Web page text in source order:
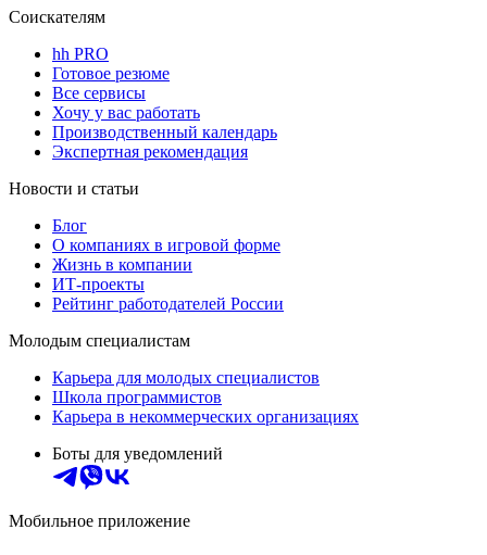
Соискателям
hh PRO
Готовое резюме
Все сервисы
Хочу у вас работать
Производственный календарь
Экспертная рекомендация
Новости и статьи
Блог
О компаниях в игровой форме
Жизнь в компании
ИТ-проекты
Рейтинг работодателей России
Молодым специалистам
Карьера для молодых специалистов
Школа программистов
Карьера в некоммерческих организациях
Боты для уведомлений
Мобильное приложение